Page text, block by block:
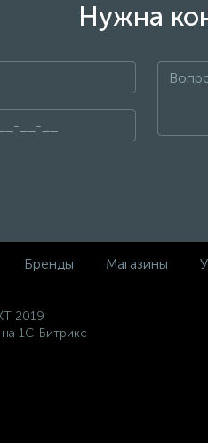
Нужна
Бренды Магазины
2019
1С-Битрикс